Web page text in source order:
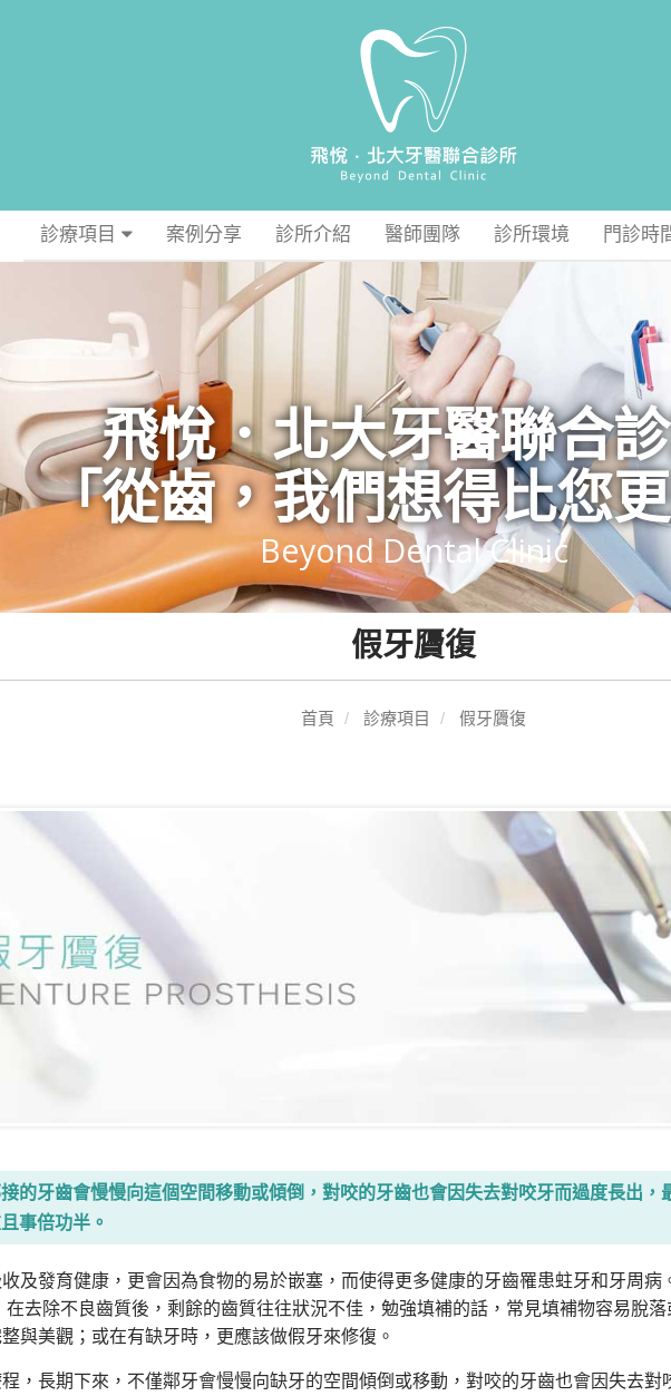
診療項目 案例分享 診所介紹 醫師團隊 診所環境 門診時
飛悅．北大牙醫聯合
「從齒，我們想得比您更
Beyond Dental Clinic
假牙贗復
首頁 診療項目 假牙贗復
的牙齒會慢慢向這個空間移動或傾倒，對咬的牙齒也會因失去對咬牙而過度長出
事倍功半。
及發育健康，更會因為食物的易於嵌塞，而使得更多健康的牙齒罹患蛀牙和牙周
去除不良齒質後，剩餘的齒質往往狀況不佳，勉強填補的話，常見填補物容易脫
與美觀；或在有缺牙時，更應該做假牙來修復。
，長期下來，不僅鄰牙會慢慢向缺牙的空間傾倒或移動，對咬的牙齒也會因失去